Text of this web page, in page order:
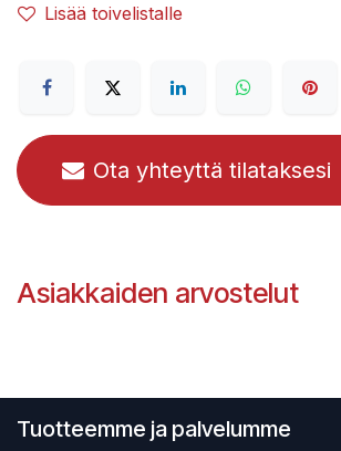
Lisää toivelistalle
Ota yhteyttä tilataksesi
Asiakkaiden arvostelut
Tuotteemme ja palvelumme